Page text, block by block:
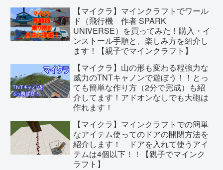
【マイクラ】マインクラフトでワール
ド（飛行機 作者 SPARK
UNIVERSE）を買ってみた！購入・イ
ンストール手順と、楽しみ方を紹介し
ます！【親子でマインクラフト】
【マイクラ】山の形も変わる程強力な
威力のTNTキャノンで遊ぼう！！とっ
ても簡単な作り方（2分で完成）も紹
介してます！アドオンなしでも大砲は
作れます！
【マイクラ】マインクラフトでの簡単
なアイテム使ってのドアの開閉方法を
紹介します！ ドアを入れて使うアイ
テムは4個以下！！【親子でマインク
ラフト】